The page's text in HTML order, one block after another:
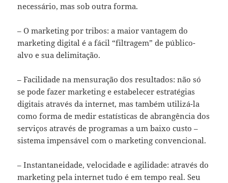
necessário, mas sob outra forma.
– O marketing por tribos: a maior vantagem do
marketing digital é a fácil “filtragem” de público-
alvo e sua delimitação.
– Facilidade na mensuração dos resultados: não só
se pode fazer marketing e estabelecer estratégias
digitais através da internet, mas também utilizá-la
como forma de medir estatísticas de abrangência dos
serviços através de programas a um baixo custo –
sistema impensável com o marketing convencional.
– Instantaneidade, velocidade e agilidade: através do
marketing pela internet tudo é em tempo real. Seu